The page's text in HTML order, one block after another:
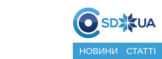
НОВИНИ СТАТТІ